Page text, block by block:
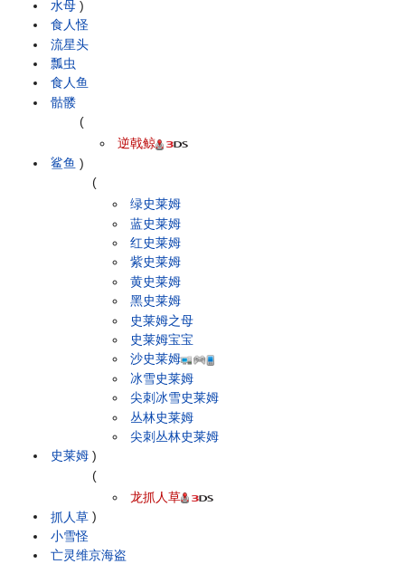
水母 )
食人怪
流星头
瓢虫
食人鱼
骷髅
鲨鱼
(
逆戟鲸
)
史莱姆
(
绿史莱姆
蓝史莱姆
红史莱姆
紫史莱姆
黄史莱姆
黑史莱姆
史莱姆之母
史莱姆宝宝
沙史莱姆
冰雪史莱姆
尖刺冰雪史莱姆
丛林史莱姆
尖刺丛林史莱姆
)
抓人草
(
龙抓人草
)
小雪怪
亡灵维京海盗